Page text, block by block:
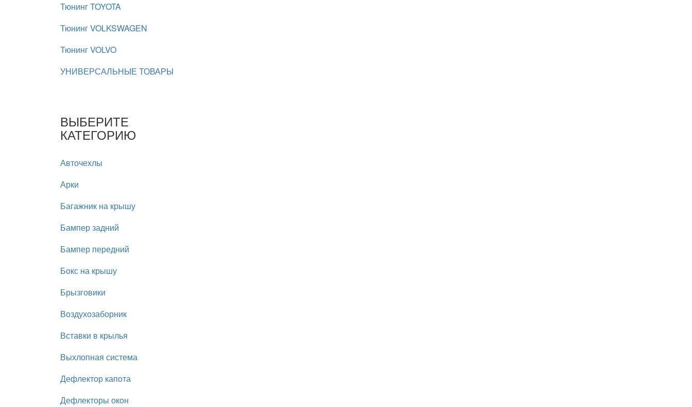
Тюнинг TOYOTA
Тюнинг VOLKSWAGEN
Тюнинг VOLVO
УНИВЕРСАЛЬНЫЕ ТОВАРЫ
ВЫБЕРИТЕ
КАТЕГОРИЮ
Авточехлы
Арки
Багажник на крышу
Бампер задний
Бампер передний
Бокс на крышу
Брызговики
Воздухозаборник
Вставки в крылья
Выхлопная система
Дефлектор капота
Дефлекторы окон